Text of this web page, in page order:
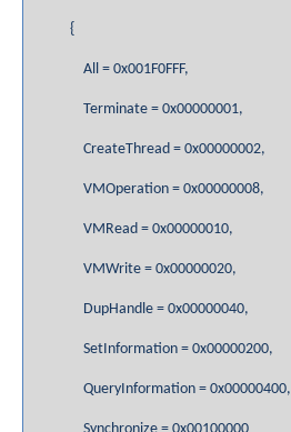
{
All = 0x001F0FFF,
Terminate = 0x00000001,
CreateThread = 0x00000002,
VMOperation = 0x00000008,
VMRead = 0x00000010,
VMWrite = 0x00000020,
DupHandle = 0x00000040,
SetInformation = 0x00000200,
QueryInformation = 0x00000400,